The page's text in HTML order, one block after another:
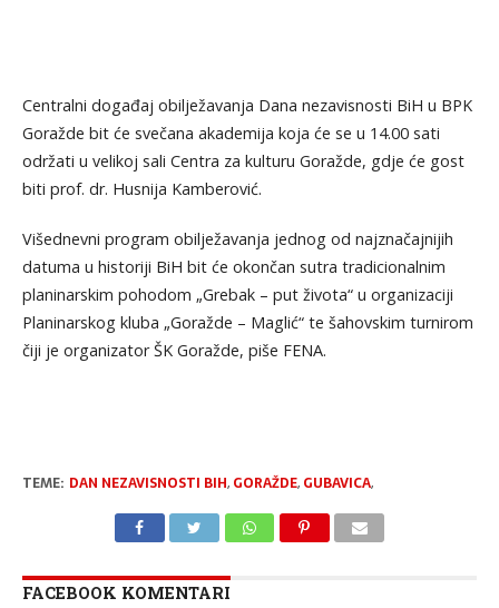
Centralni događaj obilježavanja Dana nezavisnosti BiH u BPK
Goražde bit će svečana akademija koja će se u 14.00 sati
održati u velikoj sali Centra za kulturu Goražde, gdje će gost
biti prof. dr. Husnija Kamberović.
Višednevni program obilježavanja jednog od najznačajnijih
datuma u historiji BiH bit će okončan sutra tradicionalnim
planinarskim pohodom „Grebak – put života“ u organizaciji
Planinarskog kluba „Goražde – Maglić“ te šahovskim turnirom
čiji je organizator ŠK Goražde, piše FENA.
TEME: DAN NEZAVISNOSTI BIH, GORAŽDE, GUBAVICA,
FACEBOOK KOMENTARI